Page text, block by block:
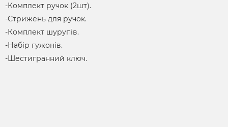
-Комплект ручок (2шт).
-Стрижень для ручок.
-Комплект шурупів.
-Набір гужонів.
-Шестигранний ключ.